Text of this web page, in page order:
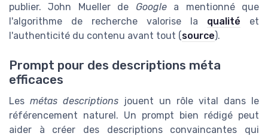
publier. John Mueller de Googlea mentionné que
l'algorithme de recherche valorise la qualité et
l'authenticité du contenu avant tout (source).
Prompt pour des descriptions méta
efficaces
Les métas descriptions jouent un rôle vital dans le
référencement naturel. Un prompt bien rédigé peut
aider à créer des descriptions convaincantes qui